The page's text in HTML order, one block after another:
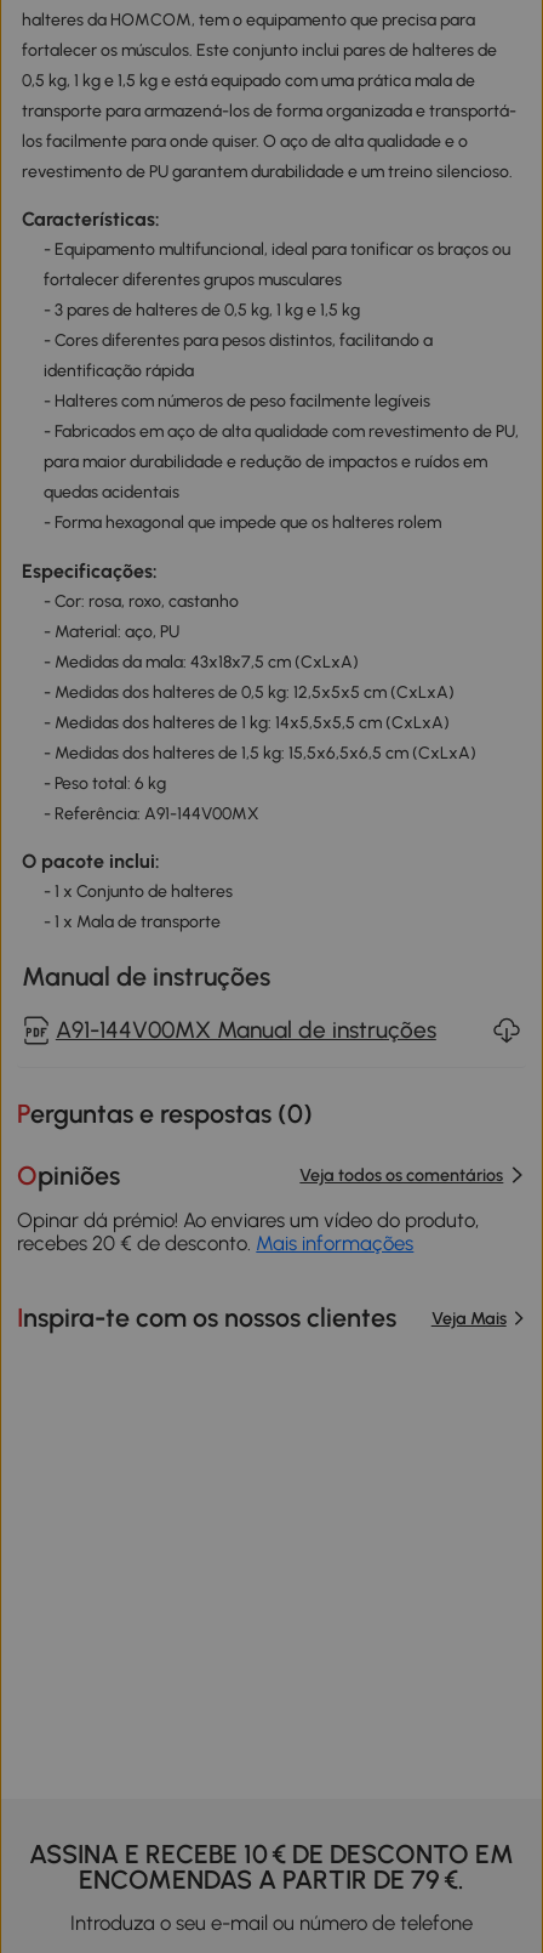
halteres da HOMCOM, tem o equipamento que precisa para
fortalecer os músculos. Este conjunto inclui pares de halteres de
0,5 kg, 1 kg e 1,5 kg e está equipado com uma prática mala de
transporte para armazená-los de forma organizada e transportá-
los facilmente para onde quiser. O aço de alta qualidade e o
revestimento de PU garantem durabilidade e um treino silencioso.
Características:
- Equipamento multifuncional, ideal para tonificar os braços ou
fortalecer diferentes grupos musculares
- 3 pares de halteres de 0,5 kg, 1 kg e 1,5 kg
- Cores diferentes para pesos distintos, facilitando a
identificação rápida
- Halteres com números de peso facilmente legíveis
- Fabricados em aço de alta qualidade com revestimento de PU,
para maior durabilidade e redução de impactos e ruídos em
quedas acidentais
- Forma hexagonal que impede que os halteres rolem
Especificações:
- Cor: rosa, roxo, castanho
- Material: aço, PU
- Medidas da mala: 43x18x7,5 cm (CxLxA)
- Medidas dos halteres de 0,5 kg: 12,5x5x5 cm (CxLxA)
- Medidas dos halteres de 1 kg: 14x5,5x5,5 cm (CxLxA)
- Medidas dos halteres de 1,5 kg: 15,5x6,5x6,5 cm (CxLxA)
- Peso total: 6 kg
- Referência: A91-144V00MX
O pacote inclui:
- 1 x Conjunto de halteres
- 1 x Mala de transporte
Manual de instruções
A91-144V00MX Manual de instruções
Perguntas e respostas (0)
Opiniões Veja todos os comentários
Opinar dá prémio! Ao enviares um vídeo do produto,
recebes 20 € de desconto. Mais informações
Inspira-te com os nossos clientes Veja Mais
ASSINA E RECEBE 10 € DE DESCONTO EM
ENCOMENDAS A PARTIR DE 79 €.
Introduza o seu e-mail ou número de telefone